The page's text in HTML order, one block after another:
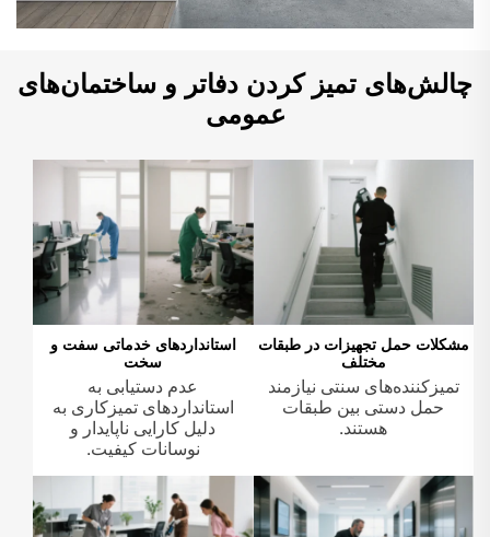
چالش‌های تمیز کردن دفاتر و ساختمان‌های
عمومی
مشکلات حمل تجهیزات در طبقات
مختلف
تمیزکننده‌های سنتی نیازمند
حمل دستی بین طبقات
هستند.
استانداردهای خدماتی سفت و
سخت
عدم دستیابی به
استانداردهای تمیزکاری به
دلیل کارایی ناپایدار و
نوسانات کیفیت.